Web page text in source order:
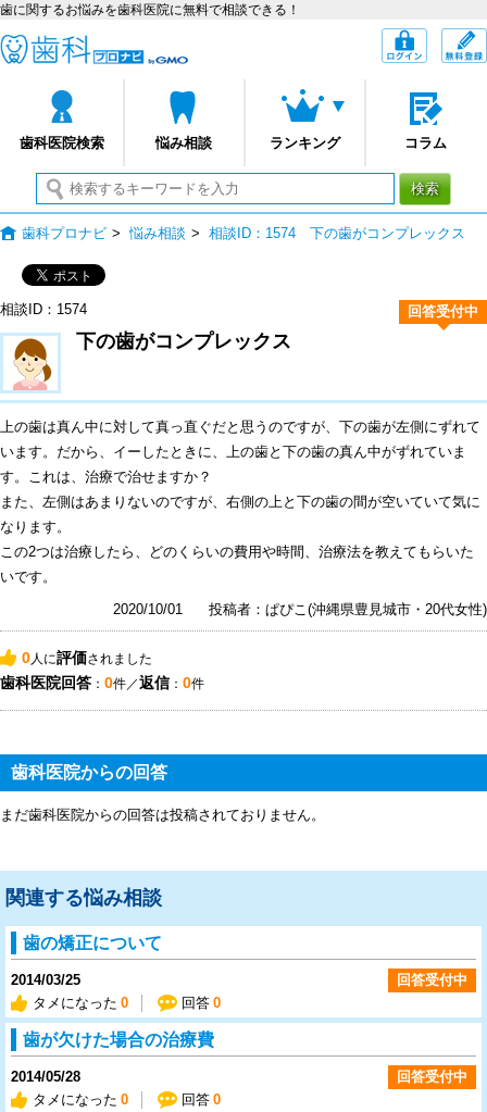
歯に関するお悩みを歯科医院に無料で相談できる！
歯科医院検索 悩み相談 ランキング コラム
ログイン
検索
歯科プロナビ > 悩み相談 > 相談ID：1574 下の歯がコンプレックス
下の歯がコンプレックス
上の歯は真ん中に対して真っ直ぐだと思うのですが、下の歯が左側にずれて
います。だから、イーしたときに、上の歯と下の歯の真ん中がずれていま
す。これは、治療で治せますか？
また、左側はあまりないのですが、右側の上と下の歯の間が空いていて気に
なります。
この2つは治療したら、どのくらいの費用や時間、治療法を教えてもらいた
いです。
2020/10/01
投稿者：ぱぴこ(沖縄県豊見城市・20代女性)
相談ID：1574 回答受付中
0 人に評価されました
歯科医院回答 ： 0件／返信： 0件
歯科医院からの回答
まだ歯科医院からの回答は投稿されておりません。
関連する悩み相談
歯の矯正について
2014/03/25
タメになった 0 回答 0
回答受付中
歯が欠けた場合の治療費
2014/05/28
タメになった 0 回答 0
回答受付中